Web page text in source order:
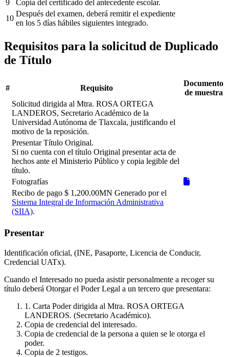
9
Copia del certificado del antecedente escolar.
10
Después del examen, deberá remitir el expediente
en los 5 días hábiles siguientes integrado.
Requisitos para la solicitud de Duplicado
de Título
# Requisito
Documento
de muestra
Solicitud dirigida al Mtra. ROSA ORTEGA
LANDEROS, Secretario Académico de la
Universidad Autónoma de Tlaxcala, justificando el
motivo de la reposición.
Presentar Título Original.
Si no cuenta con el título Original presentar acta de
hechos ante el Ministerio Público y copia legible del
título.
Fotografías
Recibo de pago $ 1,200.00MN Generado por el
Sistema Integral de Información Administrativa
(SIIA).
Presentar
Identificación oficial, (INE, Pasaporte, Licencia de Conducir,
Credencial UATx).
Cuando el Interesado no pueda asistir personalmente a recoger su
título deberá Otorgar el Poder Legal a un tercero que presentara:
1. Carta Poder dirigida al Mtra. ROSA ORTEGA
LANDEROS. (Secretario Académico).
Copia de credencial del interesado.
Copia de credencial de la persona a quien se le otorga el
poder.
Copia de 2 testigos.